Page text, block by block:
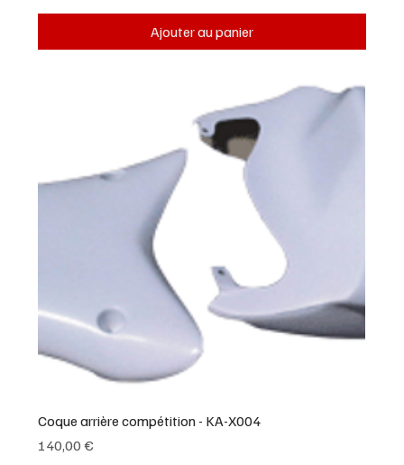
Ajouter au panier
Coque arrière compétition - KA-X004
Prix
140,00 €